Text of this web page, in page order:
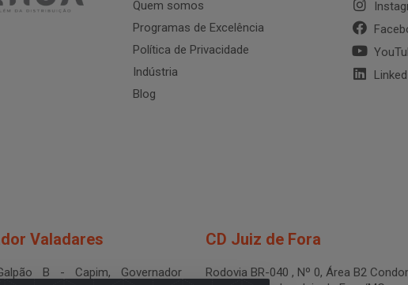
Quem somos
Programas de Excelência
Política de Privacidade
Indústria
Blog
Valadares
B - Capim, Governador
CD Juiz de Fora
Rodovia BR-040 , Nº 0, Área B2